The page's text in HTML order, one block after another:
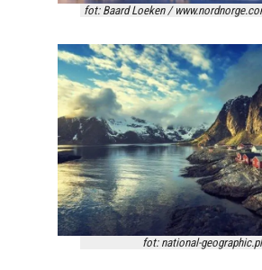
fot: Baard Loeken /
fot: national-geographic.pl